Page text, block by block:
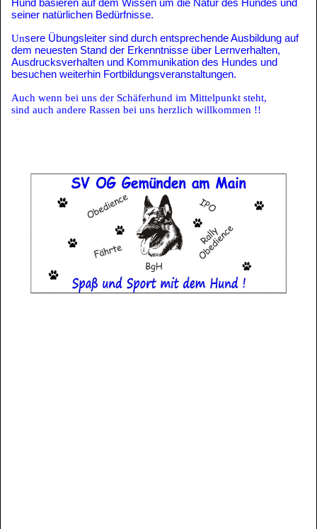
Hund basieren auf dem Wissen um die Natur des Hundes und
seiner natürlichen Bedürfnisse.
Unsere Übungsleiter sind durch entsprechende Ausbildung auf
dem neuesten Stand der Erkenntnisse über Lernverhalten,
Ausdrucksverhalten und Kommunikation des Hundes und
besuchen weiterhin Fortbildungsveranstaltungen.
Auch wenn bei uns der Schäferhund im Mittelpunkt steht,
sind auch andere Rassen bei uns herzlich willkommen !!